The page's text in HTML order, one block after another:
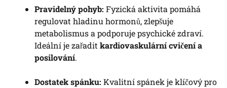
Pravidelný pohyb: Fyzická aktivita pomáhá
regulovat hladinu hormonů, zlepšuje
metabolismus a podporuje psychické zdraví.
Ideální je zařaditkardiovaskulární cvičení a
posilování.
Dostatek spánku: Kvalitní spánek je klíčový pro